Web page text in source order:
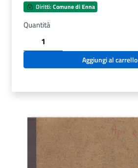
Diritti:Comune di Enna
Quantità
35.1.5
-
VESPE.
quantità
Aggiungi al carrello